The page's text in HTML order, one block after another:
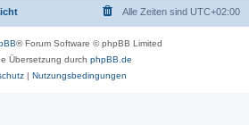
Alle Zeiten sind UTC+02:00
® Forum Software © phpBB Limited
Übersetzung durch phpBB.de
| Nutzungsbedingungen